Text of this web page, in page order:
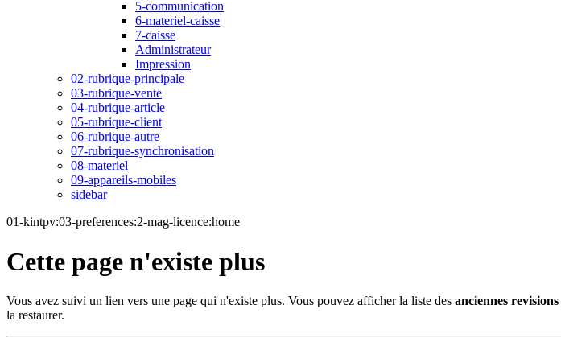
5-communication
6-materiel-caisse
7-caisse
Administrateur
Impression
02-rubrique-principale
03-rubrique-vente
04-rubrique-article
05-rubrique-client
06-rubrique-autre
07-rubrique-synchronisation
08-materiel
09-appareils-mobiles
sidebar
01-kintpv:03-preferences:2-mag-licence:home
Cette page n'existe plus
Vous avez suivi un lien vers une page qui n'existe plus. Vous pouvez afficher la liste des anciennes revisions
la restaurer.